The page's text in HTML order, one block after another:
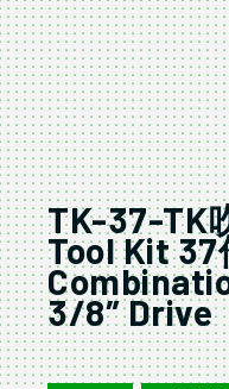
TK-37-TK
Tool Kit
3/8″ Drive
TK-37